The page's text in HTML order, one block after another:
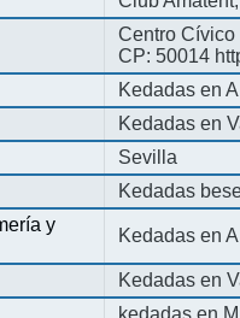
Centro Cívico
CP: 50014
Kedadas en
Kedadas en
Sevilla
Kedadas
y
Kedadas en
Kedadas en